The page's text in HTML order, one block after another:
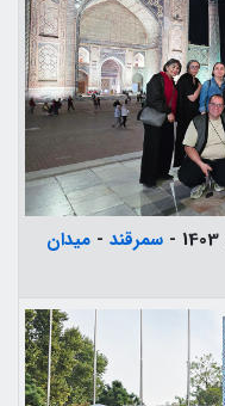
سمرقند - میدان